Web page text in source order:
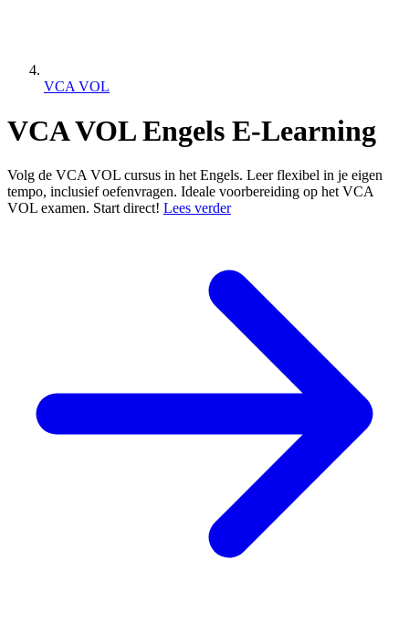
VCA VOL
VCA VOL Engels E-Learning
Volg de VCA VOL cursus in het Engels. Leer flexibel in je eigen
tempo, inclusief oefenvragen. Ideale voorbereiding op het VCA
VOL examen. Start direct! Lees verder